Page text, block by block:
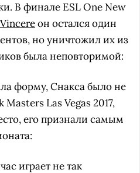
В финале ESL One New
он остался один
но уничтожил их из
была неповторимой:
форму, Снакса было не
Las Vegas 2017,
его признали самым
играет не так